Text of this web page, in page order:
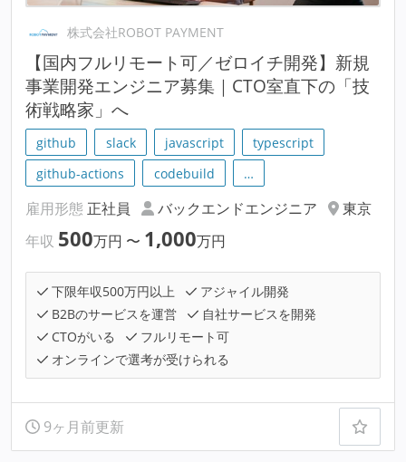
株式会社ROBOT PAYMENT
【国内フルリモート可／ゼロイチ開発】新規
事業開発エンジニア募集｜CTO室直下の「技
術戦略家」へ
github slack javascript
typescript
github-actions
codebuild …
雇用形態 正社員 バックエンドエンジニア
東京
年収 500万円 〜 1,000万円
下限年収500万円以上
アジャイル開発
B2Bのサービスを運営
自社サービスを開発
CTOがいる
フルリモート可
オンラインで選考が受けられる
9ヶ月前更新